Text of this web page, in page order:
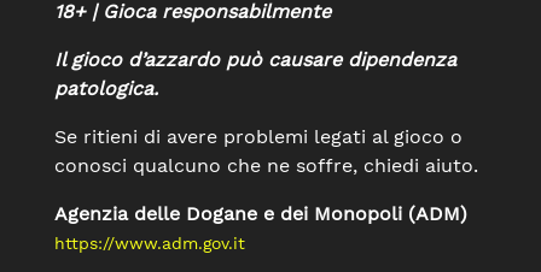
18+ | Gioca responsabilmente
Il gioco d’azzardo può causare dipendenza
patologica.
Se ritieni di avere problemi legati al gioco o
conosci qualcuno che ne soffre, chiedi aiuto.
Agenzia delle Dogane e dei Monopoli (ADM)
https://www.adm.gov.it